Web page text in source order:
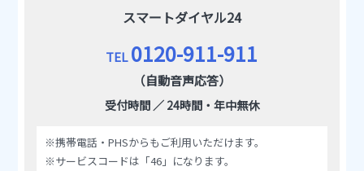
スマートダイヤル24
TEL 0120-911-911
（自動音声応答）
受付時間 ／ 24時間・年中無休
※携帯電話・PHSからもご利用いただけます。
※サービスコードは「46」になります。